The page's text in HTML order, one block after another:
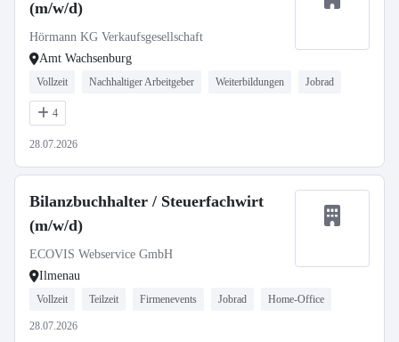
(m/w/d)
Hörmann KG Verkaufsgesellschaft
Amt Wachsenburg
Vollzeit Nachhaltiger Arbeitgeber Weiterbildungen Jobrad
4
28.07.2026
Bilanzbuchhalter / Steuerfachwirt
(m/w/d)
ECOVIS Webservice GmbH
Ilmenau
Vollzeit Teilzeit Firmenevents Jobrad Home-Office
28.07.2026